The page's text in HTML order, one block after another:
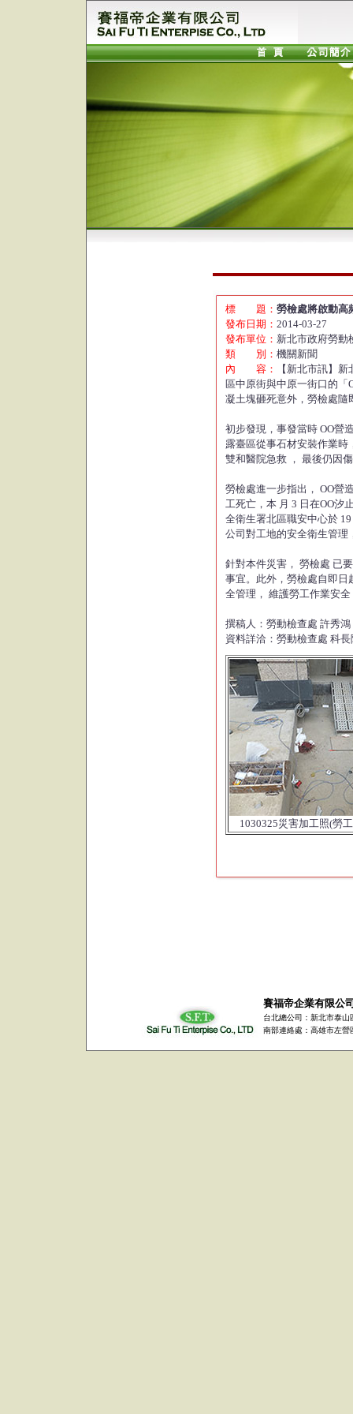
標 題： 勞檢處將啟動高
發布日期： 2014-03-27
發布單位： 新北市政府勞動
類 別： 機關新聞
內 容：
【新北市訊】
區中原街與中原一街口的「
凝土塊砸死意外，勞檢處
初步發現，事發當時 OO營
露臺區從事石材安裝作業
雙和醫院急救 ， 最後仍因
勞檢處進一步指出， OO營
工死亡，本 月 3 日在OO汐
全衛生署北區職安中心於
公司對工地的安全衛生管
針對本件災害， 勞檢處 已
事宜。此外，勞檢處自即日
全管理， 維護勞工作業安
撰稿人：勞動檢查處 許秀
資料詳洽：勞動檢查處 科
1030325災害加工照(勞
賽福帝企業有限公
台北總公司：新北市泰
南部連絡處：高雄市左